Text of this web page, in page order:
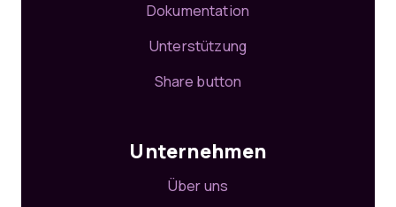
Dokumentation
Unterstützung
Share button
Unternehmen
Über uns